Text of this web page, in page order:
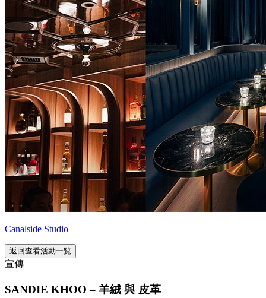
Canalside Studio
返回查看活動一覧
宣傳
SANDIE KHOO – 羊絨 與 皮革